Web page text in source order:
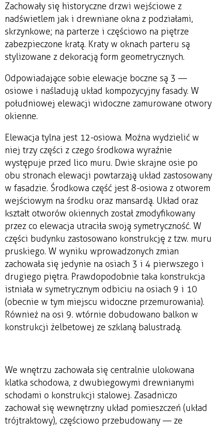
Zachowały się historyczne drzwi wejściowe z
nadświetlem jak i drewniane okna z podziałami,
skrzynkowe; na parterze i częściowo na piętrze
zabezpieczone kratą. Kraty w oknach parteru są
stylizowane z dekoracją form geometrycznych.
Odpowiadające sobie elewacje boczne są 3 —
osiowe i naśladują układ kompozycyjny fasady. W
południowej elewacji widoczne zamurowane otwory
okienne.
Elewacja tylna jest 12-osiowa. Można wydzielić w
niej trzy części z czego środkowa wyraźnie
występuje przed lico muru. Dwie skrajne osie po
obu stronach elewacji powtarzają układ zastosowany
w fasadzie. Środkowa część jest 8-osiowa z otworem
wejściowym na środku oraz mansardą. Układ oraz
kształt otworów okiennych został zmodyfikowany
przez co elewacja utraciła swoją symetryczność. W
części budynku zastosowano konstrukcję z tzw. muru
pruskiego. W wyniku wprowadzonych zmian
zachowała się jedynie na osiach 3 i 4 pierwszego i
drugiego piętra. Prawdopodobnie taka konstrukcja
istniała w symetrycznym odbiciu na osiach 9 i 10
(obecnie w tym miejscu widoczne przemurowania).
Również na osi 9. wtórnie dobudowano balkon w
konstrukcji żelbetowej ze szklaną balustradą.
We wnętrzu zachowała się centralnie ulokowana
klatka schodowa, z dwubiegowymi drewnianymi
schodami o konstrukcji stalowej. Zasadniczo
zachował się wewnętrzny układ pomieszczeń (układ
trójtraktowy), częściowo przebudowany — ze